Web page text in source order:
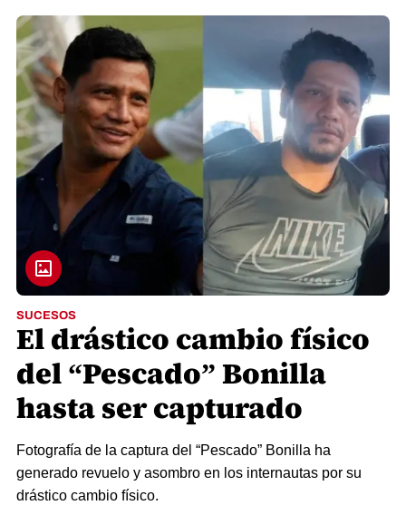
SUCESOS
El drástico cambio físico
del “Pescado” Bonilla
hasta ser capturado
Fotografía de la captura del “Pescado” Bonilla ha
generado revuelo y asombro en los internautas por su
drástico cambio físico.